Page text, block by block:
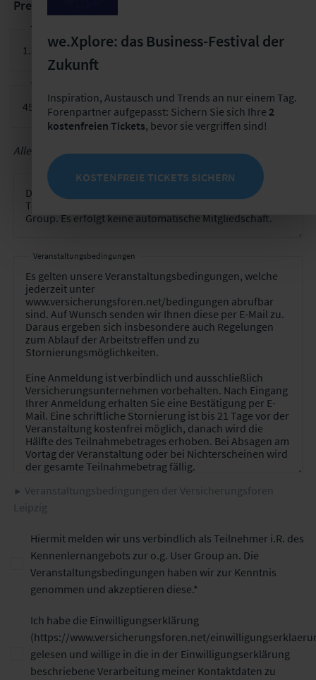
Preise für die einmalige Teilnahme am Arbeitstreffen
Teilnahmegebühr für ein Arbeitstreffen
Teilnahmegebühr 2. Teilnehmer für ein Arbeitstreffen
Alle Preise verstehen sich zzgl. MwSt.
Vertragslaufzeit
Veranstaltungsbedingungen
Veranstaltungsbedingungen der Versicherungsforen
Leipzig
Hiermit melden wir uns verbindlich als Teilnehmer i.R. des
Kennenlernangebots zur o.g. User Group an. Die
Veranstaltungsbedingungen haben wir zur Kenntnis
genommen und akzeptieren diese.
Ich habe die Einwilligungserklärung
(https://www.versicherungsforen.net/
gelesen und willige in die in der Einwilligungserklärung
beschriebene Verarbeitung meiner Kontaktdaten zu
we.Xplore: das Business-Festival der
Zukunft
Inspiration, Austausch und Trends an nur einem Tag.
Forenpartner aufgepasst: Sichern Sie sich Ihre 2
kostenfreien Tickets, bevor sie vergriffen sind!
KOSTENFREIE TICKETS SICHERN